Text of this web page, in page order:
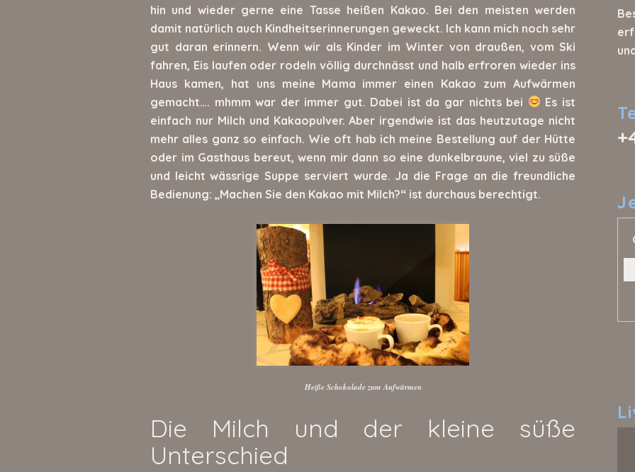
hin und wieder gerne eine Tasse heißen Kakao. Bei den meisten werden
damit natürlich auch Kindheitserinnerungen geweckt. Ich kann mich noch sehr
gut daran erinnern. Wenn wir als Kinder im Winter von draußen, vom Ski
fahren, Eis laufen oder rodeln völlig durchnässt und halb erfroren wieder ins
Haus kamen, hat uns meine Mama immer einen Kakao zum Aufwärmen
gemacht…. mhmm war der immer gut. Dabei ist da gar nichts bei
Es ist
einfach nur Milch und Kakaopulver. Aber irgendwie ist das heutzutage nicht
mehr alles ganz so einfach. Wie oft hab ich meine Bestellung auf der Hütte
oder im Gasthaus bereut, wenn mir dann so eine dunkelbraune, viel zu süße
und leicht wässrige Suppe serviert wurde. Ja die Frage an die freundliche
Bedienung: „Machen Sie den Kakao mit Milch?“ ist durchaus berechtigt.
Heiße Schokolade zum Aufwärmen
Die Milch und der kleine süße
Unterschied